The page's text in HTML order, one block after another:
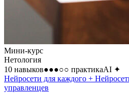
Мини-курс
Нетология
10 навыков●●●○○ практикаAI ✦
Нейросети для каждого +
управленцев